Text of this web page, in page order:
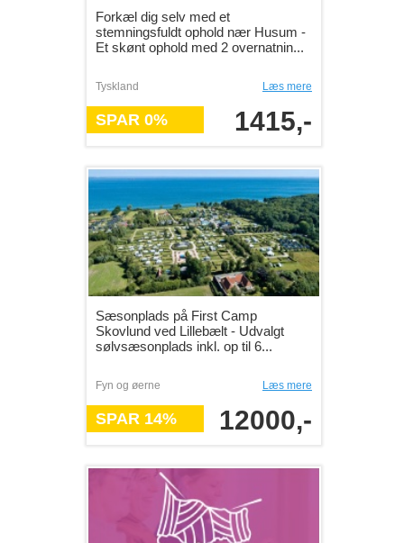
Forkæl dig selv med et
stemningsfuldt ophold nær Husum -
Et skønt ophold med 2 overnatnin...
Tyskland Læs mere
SPAR 0% 1415,-
Sæsonplads på First Camp
Skovlund ved Lillebælt - Udvalgt
sølvsæsonplads inkl. op til 6...
Fyn og øerne Læs mere
SPAR 14% 12000,-